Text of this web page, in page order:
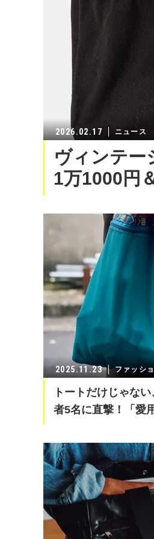
2026.02.17 ニュース
ヴィンテー
1万1000円
2025.11.23 ファッシ
トートだけじゃな
者5名に直撃！「愛